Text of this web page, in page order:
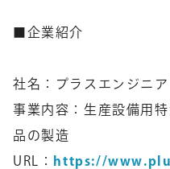
■企業紹介
社名：プラスエンジニ
事業内容：生産設備用
品の製造
URL：
https://